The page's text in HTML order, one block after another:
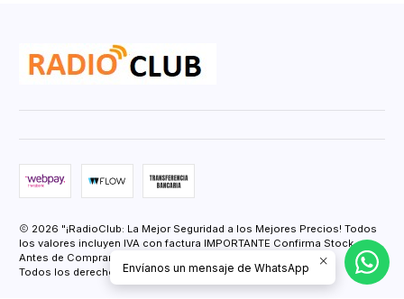
2026 "¡RadioClub: La Mejor Seguridad a los Mejores Precios! Todos
los valores incluyen IVA con factura IMPORTANTE Confirma Stock
Antes de Comprar.".
Todos los derechos reservados. Desarrollado por Jumpseller
Envíanos un mensaje de WhatsApp